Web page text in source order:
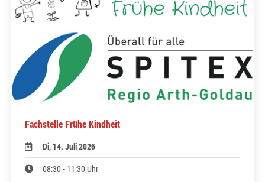
Fachstelle Frühe Kindheit
Di, 14. Juli 2026
08:30 - 11:30 Uhr